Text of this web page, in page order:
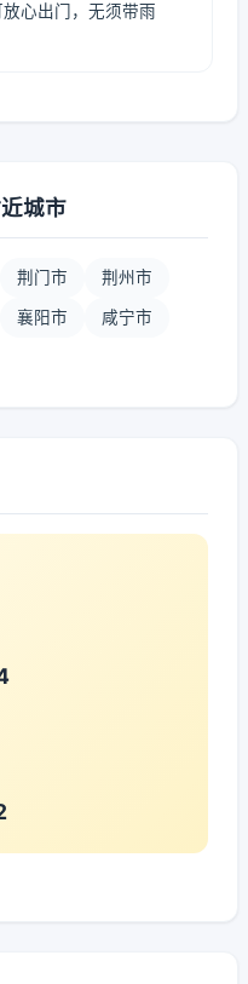
心出门，无须带雨
城市
荆门市 荆州市
襄阳市 咸宁市